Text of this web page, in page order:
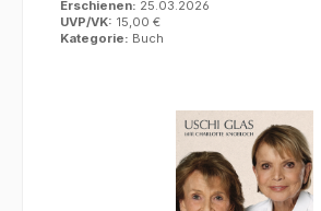
Erschienen: 25.03.2026
UVP/VK: 15,00 €
Kategorie: Buch